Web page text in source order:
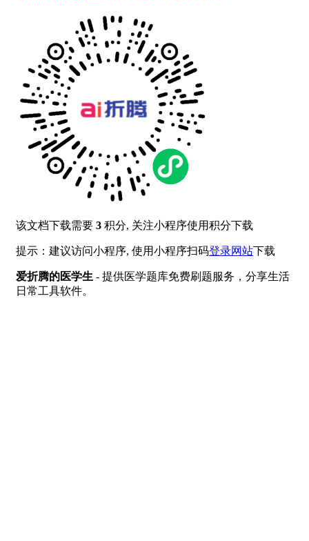
该文档下载需要 3 积分, 关注小程序使用积分下载
提示：建议访问小程序, 使用小程序扫码登录网站下载
爱折腾的医学生 - 提供医学题库免费刷题服务，分享生活
日常工具软件。